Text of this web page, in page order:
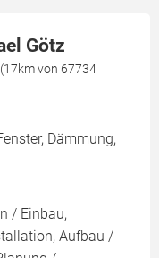
Götz
von 67734
Dämmung,
/ Einbau,
Aufbau /